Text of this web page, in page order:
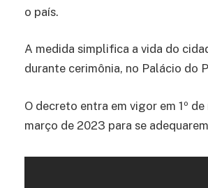
o país.
A medida simplifica a vida do
durante cerimônia, no Palácio do
O decreto entra em vigor em 1º
março de 2023 para se